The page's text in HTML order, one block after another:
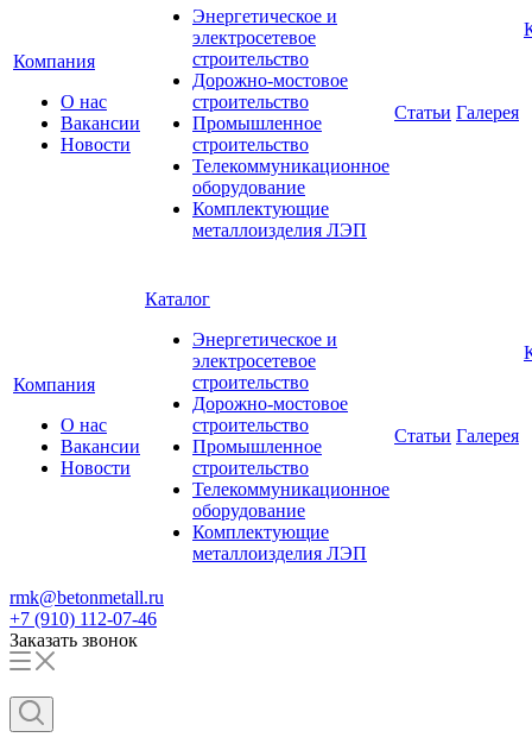
Компания
О нас
Вакансии
Новости
Энергетическое и
электросетевое
строительство
Дорожно-мостовое
строительство
Промышленное
строительство
Телекоммуникационное
оборудование
Комплектующие
металлоизделия ЛЭП
Статьи Галерея
Компания
О нас
Вакансии
Новости
Каталог
Энергетическое и
электросетевое
строительство
Дорожно-мостовое
строительство
Промышленное
строительство
Телекоммуникационное
оборудование
Комплектующие
металлоизделия ЛЭП
Статьи Галерея
rmk@betonmetall.ru
+7 (910) 112-07-46
Заказать звонок